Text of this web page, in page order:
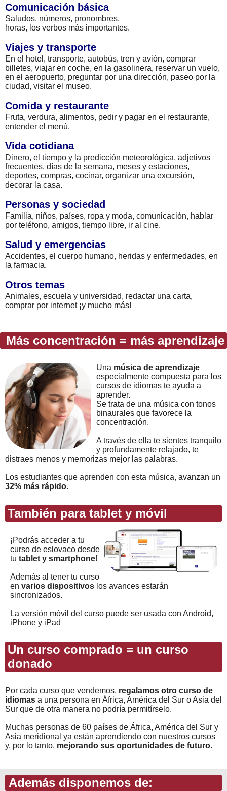
Comunicación básica
Saludos, números, pronombres,
horas, los verbos más importantes.
Viajes y transporte
En el hotel, transporte, autobús, tren y avión, comprar
billetes, viajar en coche, en la gasolinera, reservar un vuelo,
en el aeropuerto, preguntar por una dirección, paseo por la
ciudad, visitar el museo.
Comida y restaurante
Fruta, verdura, alimentos, pedir y pagar en el restaurante,
entender el menú.
Vida cotidiana
Dinero, el tiempo y la predicción meteorológica, adjetivos
frecuentes, días de la semana, meses y estaciones,
deportes, compras, cocinar, organizar una excursión,
decorar la casa.
Personas y sociedad
Familia, niños, países, ropa y moda, comunicación, hablar
por teléfono, amigos, tiempo libre, ir al cine.
Salud y emergencias
Accidentes, el cuerpo humano, heridas y enfermedades, en
la farmacia.
Otros temas
Animales, escuela y universidad, redactar una carta,
comprar por internet ¡y mucho más!
Más concentración = más aprendizaje
Una música de aprendizaje
especialmente compuesta para los
cursos de idiomas te ayuda a
aprender.
Se trata de una música con tonos
binaurales que favorece la
concentración.
A través de ella te sientes tranquilo
y profundamente relajado, te
distraes menos y memorizas mejor las palabras.
Los estudiantes que aprenden con esta música, avanzan un
32% más rápido.
También para tablet y móvil
¡Podrás acceder a tu
curso de eslovaco desde
tu tablet y smartphone!
Además al tener tu curso
en varios dispositivos los avances estarán
sincronizados.
La versión móvil del curso puede ser usada con Android,
iPhone y iPad
Un curso comprado = un curso
donado
Por cada curso que vendemos, regalamos otro curso de
idiomas a una persona en África, América del Sur o Asia del
Sur que de otra manera no podría permitírselo.
Muchas personas de 60 países de África, América del Sur y
Asia meridional ya están aprendiendo con nuestros cursos
y, por lo tanto, mejorando sus oportunidades de futuro.
Además disponemos de: